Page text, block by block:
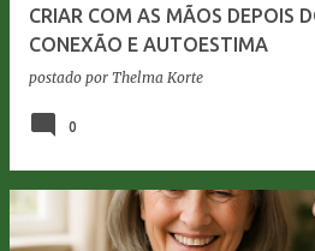
CRIAR COM AS MÃOS DEPOIS
CONEXÃO E AUTOESTIMA
postado por Thelma Korte
0